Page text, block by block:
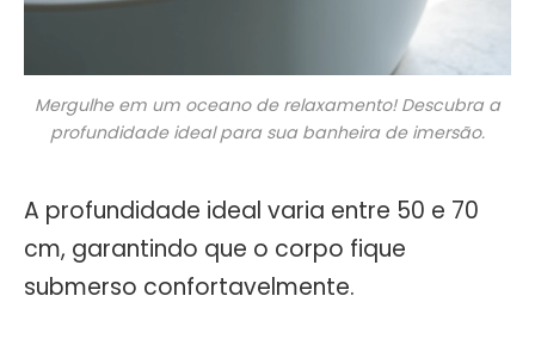
Mergulhe em um oceano de relaxamento! Descubra a
profundidade ideal para sua banheira de imersão.
A profundidade ideal varia entre 50 e 70
cm, garantindo que o corpo fique
submerso confortavelmente.